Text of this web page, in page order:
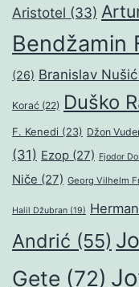
Aristotel (33)
Bendžamin
(26) Branislav Nušić
Korać (22) Duško
F. Kenedi (23) Džon
(31) Ezop (27) Fjodor
Niče (27) Georg Vilhelm
Halil Džubran (19)
Andrić (55)
Gete (72)